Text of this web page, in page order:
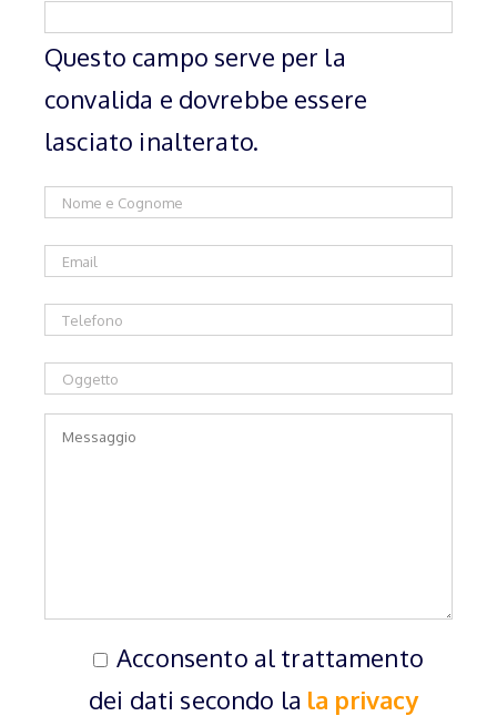
Questo campo serve per la
convalida e dovrebbe essere
lasciato inalterato.
Acconsento al trattamento
dei dati secondo la la privacy